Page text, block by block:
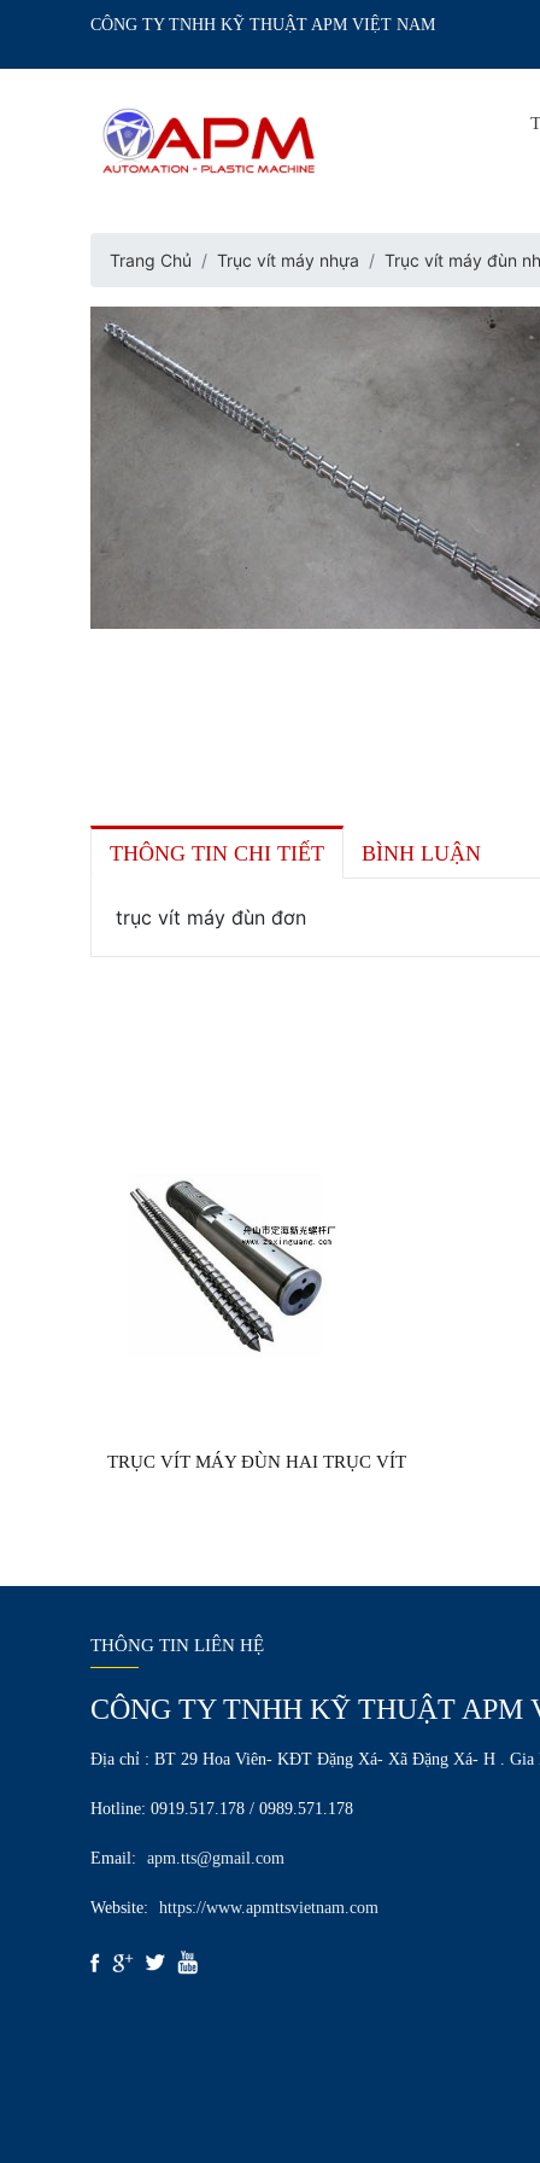
CÔNG TY TNHH KỸ THUẬT APM VIỆT NAM
Trang Chủ Trục vít máy nhựa Trục vít máy đùn
THÔNG TIN CHI TIẾT BÌNH LUẬN
trục vít máy đùn đơn
TRỤC VÍT MÁY ĐÙN HAI TRỤC VÍT
THÔNG TIN LIÊN HỆ
CÔNG TY TNHH KỸ THUẬT APM
Địa chỉ : BT 29 Hoa Viên- KĐT Đặng Xá- Xã Đặng Xá- H . Gia
Hotline: 0919.517.178 / 0989.571.178
Email: apm.tts@gmail.com
Website: https://www.apmttsvietnam.com